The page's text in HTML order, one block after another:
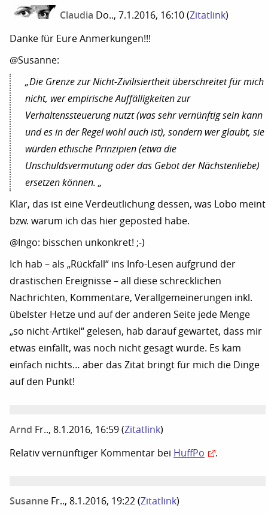
Claudia Do.., 7.1.2016, 16:10 (Zitatlink)
Danke für Eure Anmerkungen!!!
@Susanne:
„Die Grenze zur Nicht-Zivilisiertheit überschreitet für mich
nicht, wer empirische Auffälligkeiten zur
Verhaltenssteuerung nutzt (was sehr vernünftig sein kann
und es in der Regel wohl auch ist), sondern wer glaubt, sie
würden ethische Prinzipien (etwa die
Unschuldsvermutung oder das Gebot der Nächstenliebe)
ersetzen können. „
Klar, das ist eine Verdeutlichung dessen, was Lobo meint
bzw. warum ich das hier geposted habe.
@Ingo: bisschen unkonkret! ;-)
Ich hab – als „Rückfall“ ins Info-Lesen aufgrund der
drastischen Ereignisse – all diese schrecklichen
Nachrichten, Kommentare, Verallgemeinerungen inkl.
übelster Hetze und auf der anderen Seite jede Menge
„so nicht-Artikel“ gelesen, hab darauf gewartet, dass mir
etwas einfällt, was noch nicht gesagt wurde. Es kam
einfach nichts… aber das Zitat bringt für mich die Dinge
auf den Punkt!
Arnd Fr.., 8.1.2016, 16:59 (Zitatlink)
Relativ vernünftiger Kommentar bei HuffPo .
Susanne Fr.., 8.1.2016, 19:22 (Zitatlink)